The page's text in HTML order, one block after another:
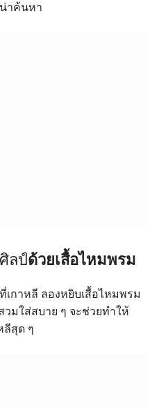
าค้นหา
ลป์ด้วยเสื้อไหมพรม
กาหลี ลองหยิบเสื้อไหมพรม
วมใส่สบาย ๆ จะช่วยทำให้
ลีสุด ๆ